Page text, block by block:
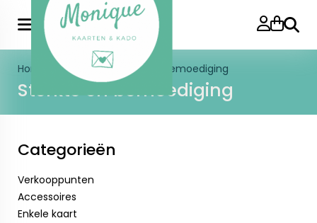
Home Kaarten>Sterkte en bemoediging
Sterkte en bemoediging
Categorieën
Verkooppunten
Accessoires
Enkele kaart